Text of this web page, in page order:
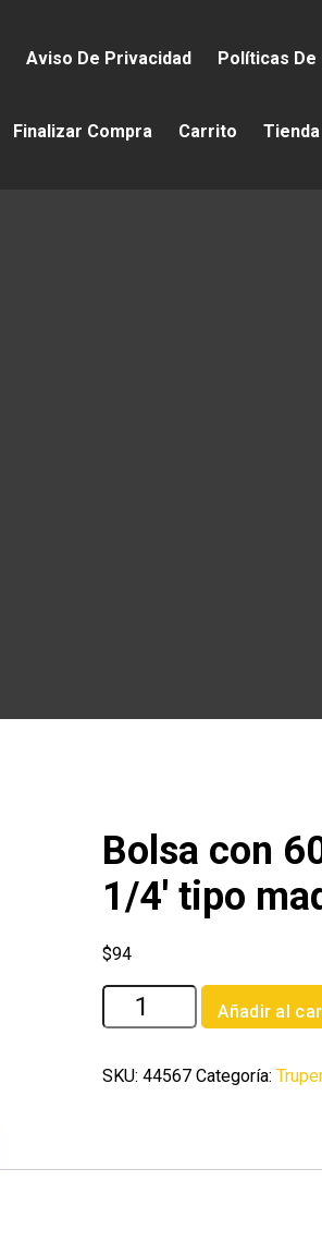
Aviso De Privacidad Políticas De
Finalizar Compra Carrito
Bolsa con
1/4′ tipo
$94
Bolsa
con
tornillos
Añadir al
SKU:44567 Categoría: